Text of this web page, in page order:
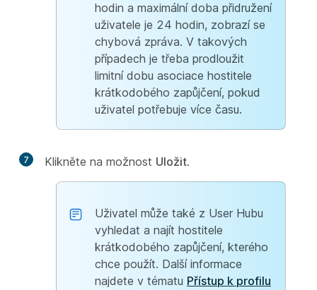
hodin a maximální doba přidružení
uživatele je 24 hodin, zobrazí se
chybová zpráva. V takových
případech je třeba prodloužit
limitní dobu asociace hostitele
krátkodobého zapůjčení, pokud
uživatel potřebuje více času.
7 Klikněte na možnost Uložit.
Uživatel může také z User Hubu
vyhledat a najít hostitele
krátkodobého zapůjčení, kterého
chce použít. Další informace
najdete v tématu Přístup k profilu